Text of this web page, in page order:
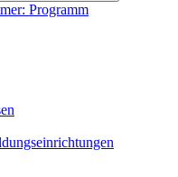
Programm